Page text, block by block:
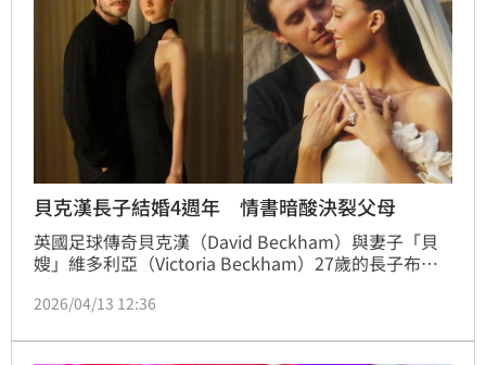
貝克漢長子結婚4週年 情書暗酸決裂父母
英國足球傳奇貝克漢（David Beckham）與妻子「貝
嫂」維多利亞（Victoria Beckham）27歲的長子布魯
他與妻子妮寇拉佩茲（Nicola Peltz）慶祝結婚4週
強」，似乎在風波中展現團結。
2026/04/13 12:36